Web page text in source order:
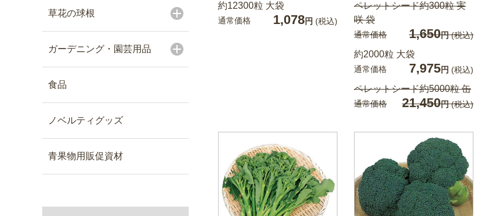
草花の球根
ガーデニング・園芸用品
食品
ノベルティグッズ
青果物用販促資材
約12300粒 大袋
通常価格 1,078円 (税込)
ペレットシード約300粒 実
咲 袋
通常価格 1,650円(税込)
約2000粒 大袋
通常価格 7,975円 (税込)
ペレットシード約5000粒 缶
通常価格 21,450円(税込)